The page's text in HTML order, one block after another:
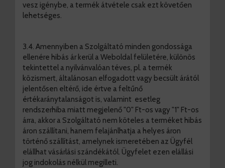
vesz igénybe, a termék átvétele csak ezt követően
lehetséges.
3.4. Amennyiben a Szolgáltató minden gondossága
ellenére hibás ár kerül a Weboldal felületére, különös
tekintettel a nyilvánvalóan téves, pl. a termék
közismert, általánosan elfogadott vagy becsült árától
jelentősen eltérő, ide értve a feltűnő
értékaránytalanságot is, valamint esetleg
rendszerhiba miatt megjelenő "0" Ft-os vagy "1" Ft-os
árra, akkor a Szolgáltató nem köteles a terméket hibás
áron szállítani, hanem felajánlhatja a helyes áron
történő szállítást, amelynek ismeretében az Ügyfél
elállhat vásárlási szándékától. Ügyfelet ezen elállási
jog indokolás nélkül megilleti.